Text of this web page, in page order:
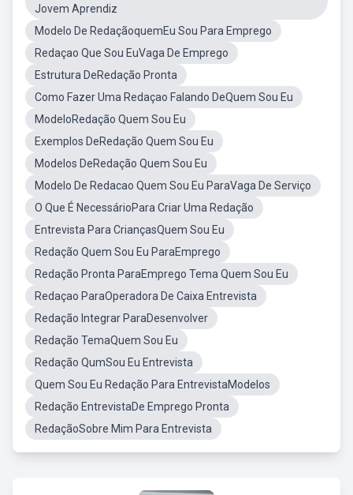
Jovem Aprendiz
Modelo De RedaçãoquemEu Sou Para Emprego
Redaçao Que Sou EuVaga De Emprego
Estrutura DeRedação Pronta
Como Fazer Uma Redaçao Falando DeQuem Sou Eu
ModeloRedação Quem Sou Eu
Exemplos DeRedação Quem Sou Eu
Modelos DeRedação Quem Sou Eu
Modelo De Redacao Quem Sou Eu ParaVaga De Serviço
O Que É NecessárioPara Criar Uma Redação
Entrevista Para CriançasQuem Sou Eu
Redação Quem Sou Eu ParaEmprego
Redação Pronta ParaEmprego Tema Quem Sou Eu
Redaçao ParaOperadora De Caixa Entrevista
Redação Integrar ParaDesenvolver
Redação TemaQuem Sou Eu
Redação QumSou Eu Entrevista
Quem Sou Eu Redação Para EntrevistaModelos
Redação EntrevistaDe Emprego Pronta
RedaçãoSobre Mim Para Entrevista